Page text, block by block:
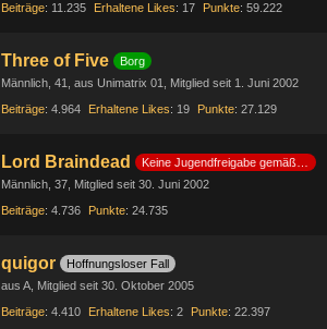
Beiträge
11.235 Erhaltene Likes 17 Punkte 59.222
Three of Five
Borg
Männlich 41 aus Unimatrix 01
Mitglied seit 1. Juni 2002
Beiträge 4.964 Erhaltene Likes 19 Punkte 27.129
Lord Braindead
Keine Jugendfreigabe gemäß §14 JuSchG
Männlich 37
Mitglied seit 30. Juni 2002
Beiträge 4.736 Punkte 24.735
quigor
Hoffnungsloser Fall
aus A
Mitglied seit 30. Oktober 2005
Beiträge 4.410 Erhaltene Likes 2 Punkte 22.397